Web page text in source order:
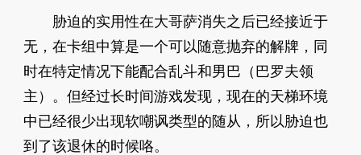
胁迫的实用性在大哥萨消失之后已经接近于
无，在卡组中算是一个可以随意抛弃的解牌，同
时在特定情况下能配合乱斗和男巴（巴罗夫领
主）。但经过长时间游戏发现，现在的天梯环境
中已经很少出现软嘲讽类型的随从，所以胁迫也
到了该退休的时候咯。